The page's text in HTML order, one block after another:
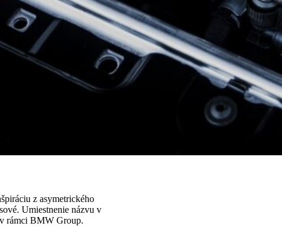
z asymetrického
Umiestnenie názvu v
rámci BMW Group.